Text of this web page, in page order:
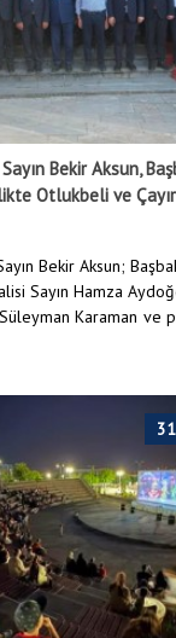
Bekir Aksun,
Otlukbeli ve
Bekir Aksun;
Sayın Hamza
Karaman ve